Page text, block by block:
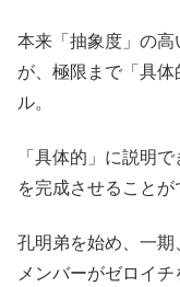
本来「抽象度」の
が、極限まで「具
ル。
「具体的」に説明
を完成させることが
孔明弟を始め、一
メンバーがゼロイ